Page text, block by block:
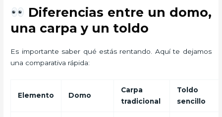
Diferencias entre un domo,
una carpa y un toldo
Es importante saber qué estás rentando. Aquí te dejamos
una comparativa rápida:
Elemento Domo
Carpa
tradicional
Toldo
sencillo